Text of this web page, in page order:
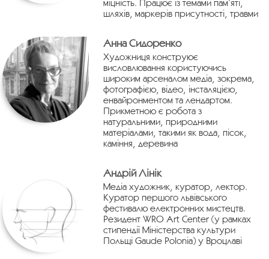
міцність. Працює із темами пам’яті,
шляхів, маркерів присутності, травми
Анна Сидоренко
Художниця конструює
висловлювання користуючись
широким арсеналом медіа, зокрема,
фотографією, відео, інсталяцією,
енвайронментом та лендартом.
Прикметною є робота з
натуральними, природними
матеріалами, такими як вода, пісок,
каміння, деревина
Андрій Лінік
Медіа художник, куратор, лектор.
Куратор першого львівського
фестивалю електронних мистецтв.
Резидент WRO Art Center (у рамках
стипендії Міністерства культури
Польщі Gaude Polonia) у Вроцлаві